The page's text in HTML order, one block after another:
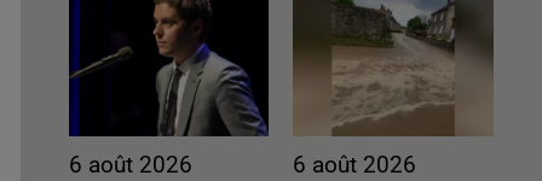
6 août 2026
6 août 2026